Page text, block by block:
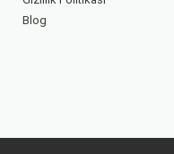
Blog